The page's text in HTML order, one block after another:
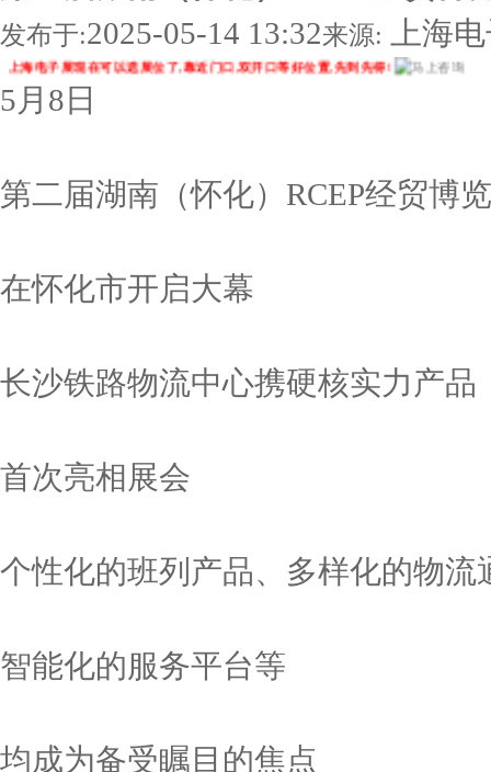
发布于:2025-05-14 13:32来源: 上海
上海电子展现在可以选展位了,靠近门口,双开口等好位置,先到先得!
5月8日
第二届湖南（怀化）RCEP经贸博
在怀化市开启大幕
长沙铁路物流中心携硬核实力产品
首次亮相展会
个性化的班列产品、多样化的物流
智能化的服务平台等
均成为备受瞩目的焦点